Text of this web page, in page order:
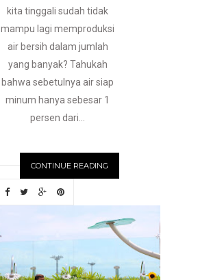
kita tinggali sudah tidak
mampu lagi memproduksi
air bersih dalam jumlah
yang banyak? Tahukah
bahwa sebetulnya air siap
minum hanya sebesar 1
persen dari...
CONTINUE READING